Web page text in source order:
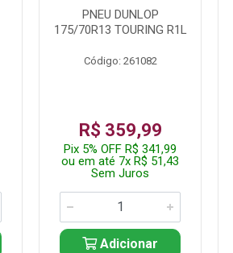
PNEU DUNLOP
175/70R13 TOURING R1L
Código: 261082
R$ 359,99
Pix 5% OFF R$ 341,99
ou em até 7x R$ 51,43
Sem Juros
Adicionar